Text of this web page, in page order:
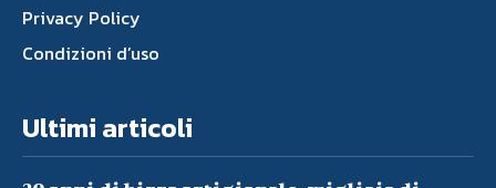
Privacy Policy
Condizioni d’uso
Ultimi articoli